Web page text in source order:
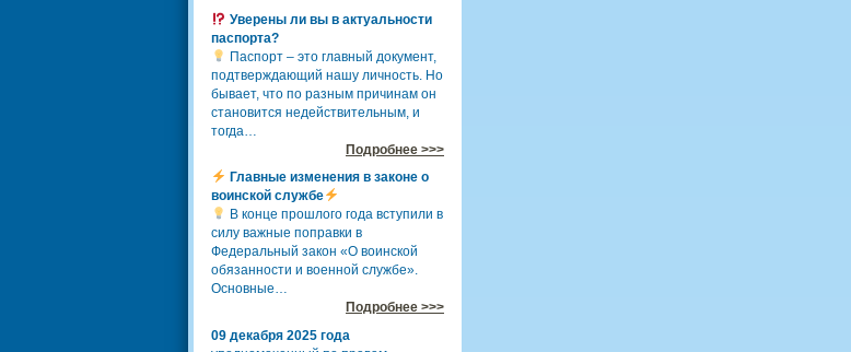
Уверены ли вы в актуальности
паспорта?
Паспорт – это главный документ,
подтверждающий нашу личность. Но
бывает, что по разным причинам он
становится недействительным, и
тогда…
Подробнее >>>
Главные изменения в законе о
воинской службе
В конце прошлого года вступили в
силу важные поправки в
Федеральный закон «О воинской
обязанности и военной службе».
Основные…
Подробнее >>>
09 декабря 2025 года